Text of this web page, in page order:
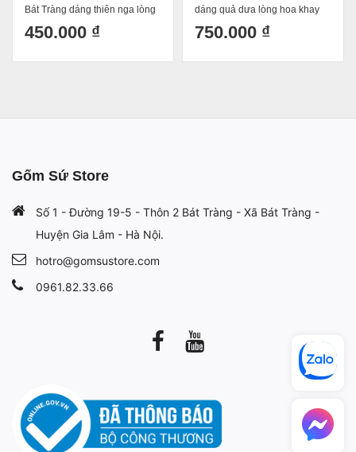
Bát Tràng dáng thiên nga lòng
hoa
450.000 ₫
dáng quả dưa lòng hoa khay
sen lật dung tích 400ml
750.000 ₫
Gốm Sứ Store
Số 1 - Đường 19-5 - Thôn 2 Bát Tràng - Xã Bát Tràng -
Huyện Gia Lâm - Hà Nội.
hotro@gomsustore.com
0961.82.33.66